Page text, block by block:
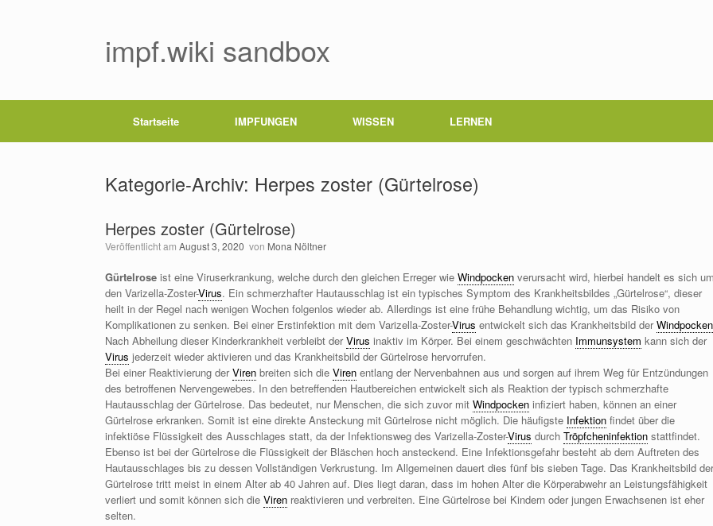
impf.wiki sandbox
Startseite IMPFUNGEN WISSEN LERNEN
Kategorie-Archiv: Herpes zoster (Gürtelrose)
Herpes zoster (Gürtelrose)
Veröffentlicht am August 3, 2020 von Mona Nöltner
Gürtelrose ist eine Viruserkrankung, welche durch den gleichen Erreger wie Windpocken verursacht wird, hierbei handelt es sich
den Varizella-Zoster-Virus. Ein schmerzhafter Hautausschlag ist ein typisches Symptom des Krankheitsbildes „Gürtelrose“, dieser
heilt in der Regel nach wenigen Wochen folgenlos wieder ab. Allerdings ist eine frühe Behandlung wichtig, um das Risiko von
Komplikationen zu senken. Bei einer Erstinfektion mit dem Varizella-Zoster-Virus entwickelt sich das Krankheitsbild derWindpocken
Nach Abheilung dieser Kinderkrankheit verbleibt derVirus inaktiv im Körper. Bei einem geschwächten Immunsystem kann sich der
Virus jederzeit wieder aktivieren und das Krankheitsbild der Gürtelrose hervorrufen.
Bei einer Reaktivierung derViren breiten sich die Viren entlang der Nervenbahnen aus und sorgen auf ihrem Weg für Entzündungen
des betroffenen Nervengewebes. In den betreffenden Hautbereichen entwickelt sich als Reaktion der typisch schmerzhafte
Hautausschlag der Gürtelrose. Das bedeutet, nur Menschen, die sich zuvor mit Windpocken infiziert haben, können an einer
Gürtelrose erkranken. Somit ist eine direkte Ansteckung mit Gürtelrose nicht möglich. Die häufigste Infektion findet über die
infektiöse Flüssigkeit des Ausschlages statt, da der Infektionsweg des Varizella-Zoster-Virus durch Tröpfcheninfektion stattfindet.
Ebenso ist bei der Gürtelrose die Flüssigkeit der Bläschen hoch ansteckend. Eine Infektionsgefahr besteht ab dem Auftreten des
Hautausschlages bis zu dessen Vollständigen Verkrustung. Im Allgemeinen dauert dies fünf bis sieben Tage. Das Krankheitsbild der
Gürtelrose tritt meist in einem Alter ab 40 Jahren auf. Dies liegt daran, dass im hohen Alter die Körperabwehr an Leistungsfähigkeit
verliert und somit können sich die Viren reaktivieren und verbreiten. Eine Gürtelrose bei Kindern oder jungen Erwachsenen ist eher
selten.